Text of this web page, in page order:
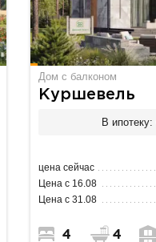
Дом с балконом
Куршевель
В ипотеку:
цена сейчас
Цена с 16.08
Цена с 31.08
4 4